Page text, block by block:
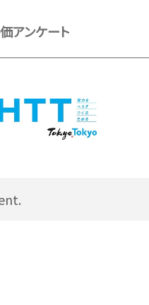
アンケート